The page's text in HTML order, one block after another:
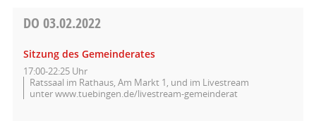
DO 03.02.2022
Sitzung des Gemeinderates
17:00-22:25 Uhr
Ratssaal im Rathaus, Am Markt 1, und im Livestream
unter www.tuebingen.de/livestream-gemeinderat